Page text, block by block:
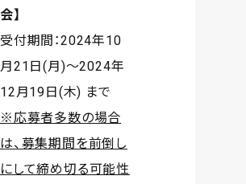
会】
受付期間：2024年10
月21日(月)〜2024年
12月19日(木) まで
※応募者多数の場合
は、募集期間を前倒し
にして締め切る可能性